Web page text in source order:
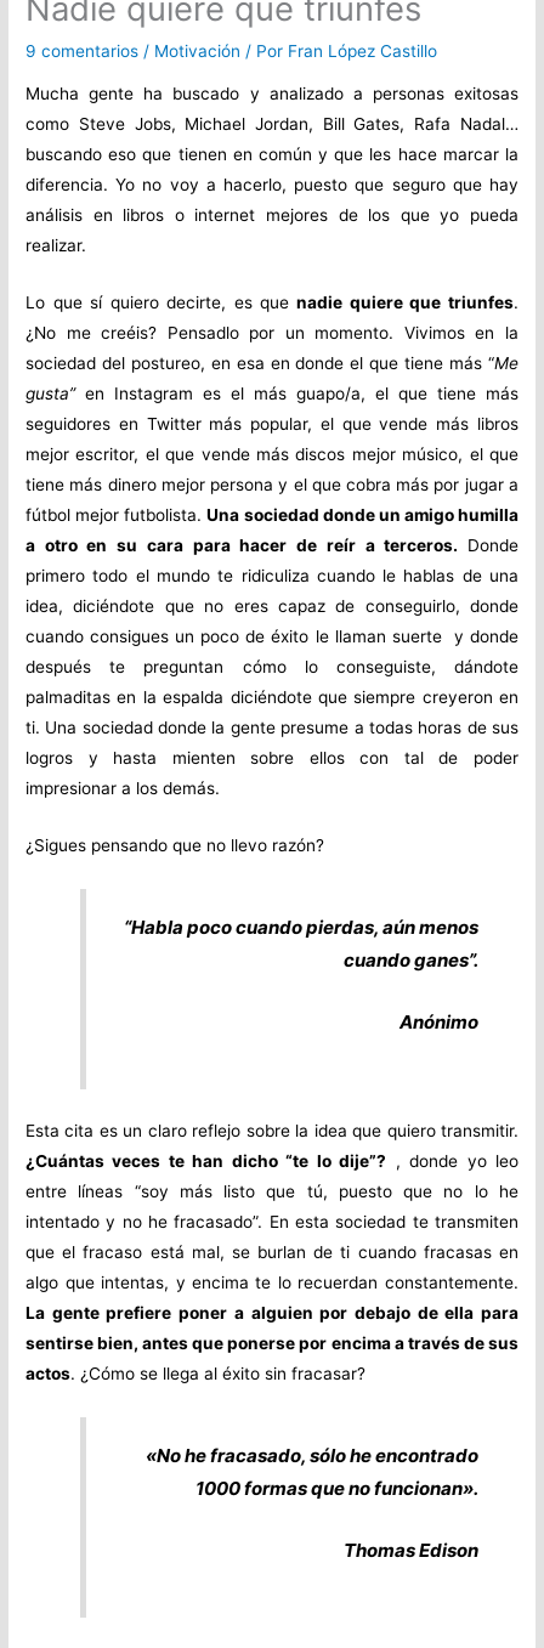
9 comentarios / Motivación / Por Fran López Castillo
Mucha gente ha buscado y analizado a personas exitosas
como Steve Jobs, Michael Jordan, Bill Gates, Rafa Nadal…
buscando eso que tienen en común y que les hace marcar la
diferencia. Yo no voy a hacerlo, puesto que seguro que hay
análisis en libros o internet mejores de los que yo pueda
realizar.
Lo que sí quiero decirte, es quenadie quiere que triunfes.
¿No me creéis? Pensadlo por un momento. Vivimos en la
sociedad del postureo, en esa en donde el que tiene más “Me
gusta”en Instagram es el más guapo/a, el que tiene más
seguidores en Twitter más popular, el que vende más libros
mejor escritor, el que vende más discos mejor músico, el que
tiene más dinero mejor persona y el que cobra más por jugar a
fútbol mejor futbolista.Una sociedad donde un amigo humilla
a otro en su cara para hacer de reír a terceros. Donde
primero todo el mundo te ridiculiza cuando le hablas de una
idea, diciéndote que no eres capaz de conseguirlo, donde
cuando consigues un poco de éxito le llaman suerte y donde
después te preguntan cómo lo conseguiste, dándote
palmaditas en la espalda diciéndote que siempre creyeron en
ti. Una sociedad donde la gente presume a todas horas de sus
logros y hasta mienten sobre ellos con tal de poder
impresionar a los demás.
¿Sigues pensando que no llevo razón?
“Habla poco cuando pierdas, aún menos
cuando ganes”.
Anónimo
Esta cita es un claro reflejo sobre la idea que quiero transmitir.
¿Cuántas veces te han dicho “te lo dije”? , donde yo leo
entre líneas “soy más listo que tú, puesto que no lo he
intentado y no he fracasado”. En esta sociedad te transmiten
que el fracaso está mal, se burlan de ti cuando fracasas en
algo que intentas, y encima te lo recuerdan constantemente.
La gente prefiere poner a alguien por debajo de ella para
sentirse bien, antes que ponerse por encima a través de sus
actos. ¿Cómo se llega al éxito sin fracasar?
«No he fracasado, sólo he encontrado
1000 formas que no funcionan».
Thomas Edison